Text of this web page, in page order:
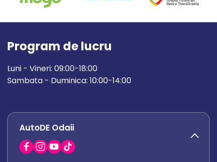
Program de lucru
Luni - Vineri: 09:00-18:00
Sambata - Duminica: 10:00-14:00
AutoDE Odaii